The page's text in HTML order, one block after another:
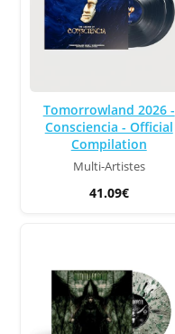
Tomorrowland 2026 -
Consciencia - Official
Compilation
Multi-Artistes
41.09€